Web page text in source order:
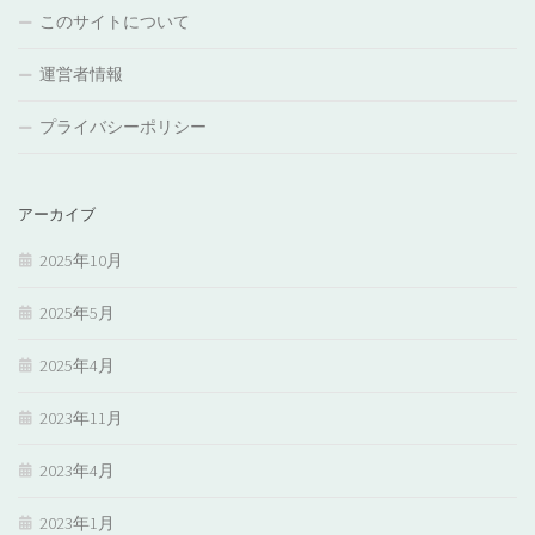
このサイトについて
運営者情報
プライバシーポリシー
アーカイブ
2025年10月
2025年5月
2025年4月
2023年11月
2023年4月
2023年1月